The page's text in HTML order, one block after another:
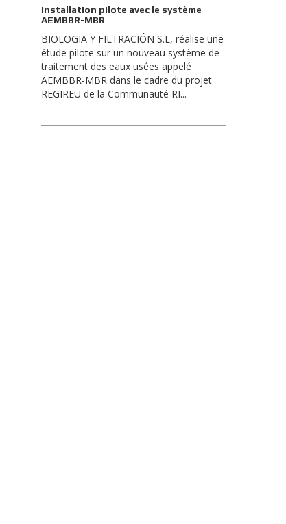
Installation pilote avec le système
AEMBBR-MBR
BIOLOGIA Y FILTRACIÓN S.L, réalise une
étude pilote sur un nouveau système de
traitement des eaux usées appelé
AEMBBR-MBR dans le cadre du projet
REGIREU de la Communauté RI...